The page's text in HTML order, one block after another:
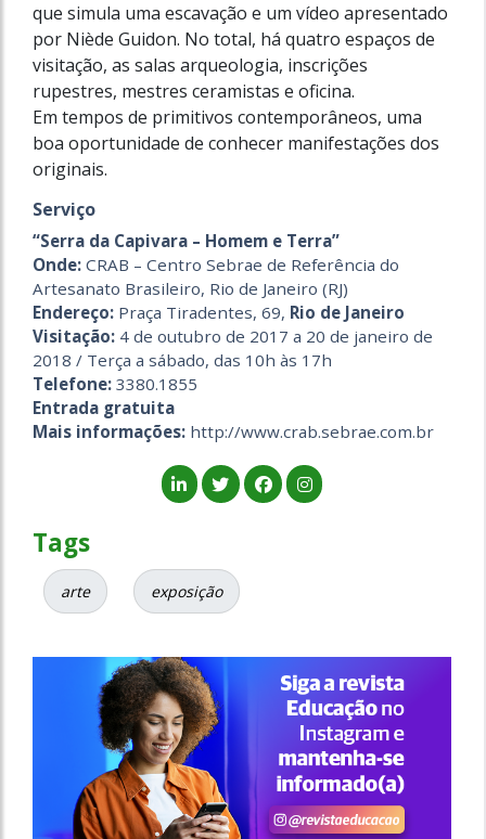
que simula uma escavação e um vídeo apresentado
por Niède Guidon. No total, há quatro espaços de
visitação, as salas arqueologia, inscrições
rupestres, mestres ceramistas e oficina.
Em tempos de primitivos contemporâneos, uma
boa oportunidade de conhecer manifestações dos
originais.
Serviço
“Serra da Capivara – Homem e Terra”
Onde: CRAB – Centro Sebrae de Referência do
Artesanato Brasileiro, Rio de Janeiro (RJ)
Endereço: Praça Tiradentes, 69, Rio de Janeiro
Visitação: 4 de outubro de 2017 a 20 de janeiro de
2018 / Terça a sábado, das 10h às 17h
Telefone: 3380.1855
Entrada gratuita
Mais informações: http://www.crab.sebrae.com.br
Tags
arte exposição